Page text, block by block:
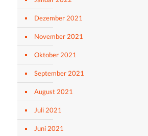
Dezember 2021
November 2021
Oktober 2021
September 2021
August 2021
Juli 2021
Juni 2021